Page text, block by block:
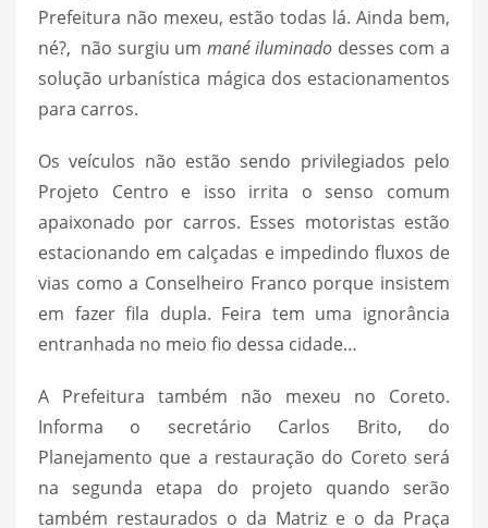
Prefeitura não mexeu, estão todas lá. Ainda bem,
né?, não surgiu um mané iluminado desses com a
solução urbanística mágica dos estacionamentos
para carros.
Os veículos não estão sendo privilegiados pelo
Projeto Centro e isso irrita o senso comum
apaixonado por carros. Esses motoristas estão
estacionando em calçadas e impedindo fluxos de
vias como a Conselheiro Franco porque insistem
em fazer fila dupla. Feira tem uma ignorância
entranhada no meio fio dessa cidade…
A Prefeitura também não mexeu no Coreto.
Informa o secretário Carlos Brito, do
Planejamento que a restauração do Coreto será
na segunda etapa do projeto quando serão
também restaurados o da Matriz e o da Praça